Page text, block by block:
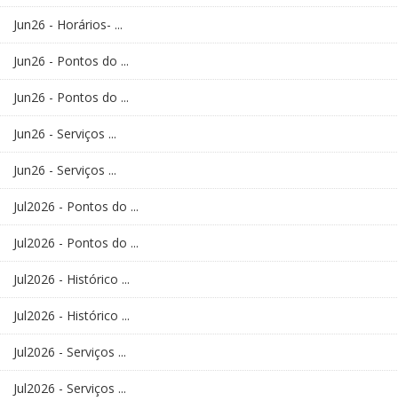
Jun26 - Horários- ...
Jun26 - Pontos do ...
Jun26 - Pontos do ...
Jun26 - Serviços ...
Jun26 - Serviços ...
Jul2026 - Pontos do ...
Jul2026 - Pontos do ...
Jul2026 - Histórico ...
Jul2026 - Histórico ...
Jul2026 - Serviços ...
Jul2026 - Serviços ...